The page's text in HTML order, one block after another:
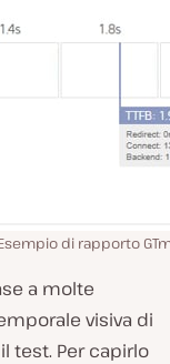
di rapporto
a molte
visiva di
test. Per capirlo